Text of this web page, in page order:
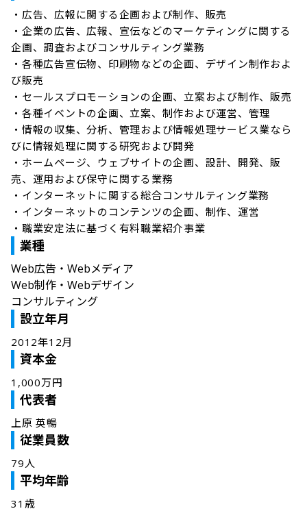
・広告、広報に関する企画および制作、販売
・企業の広告、広報、宣伝などのマーケティングに関する
企画、調査およびコンサルティング業務
・各種広告宣伝物、印刷物などの企画、デザイン制作およ
び販売
・セールスプロモーションの企画、立案および制作、販売
・各種イベントの企画、立案、制作および運営、管理
・情報の収集、分析、管理および情報処理サービス業なら
びに情報処理に関する研究および開発
・ホームページ、ウェブサイトの企画、設計、開発、販
売、運用および保守に関する業務
・インターネットに関する総合コンサルティング業務
・インターネットのコンテンツの企画、制作、運営
・職業安定法に基づく有料職業紹介事業
業種
Web広告・Webメディア
Web制作・Webデザイン
コンサルティング
設立年月
2012年12月
資本金
1,000万円
代表者
上原 英暢
従業員数
79人
平均年齢
31歳